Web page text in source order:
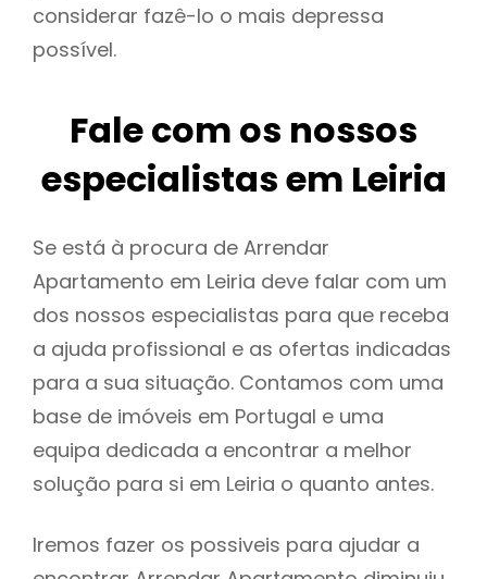
considerar fazê-lo o mais depressa
possível.
Fale com os nossos
especialistas em Leiria
Se está à procura de Arrendar
Apartamento em Leiria deve falar com um
dos nossos especialistas para que receba
a ajuda profissional e as ofertas indicadas
para a sua situação. Contamos com uma
base de imóveis em Portugal e uma
equipa dedicada a encontrar a melhor
solução para si em Leiria o quanto antes.
Iremos fazer os possiveis para ajudar a